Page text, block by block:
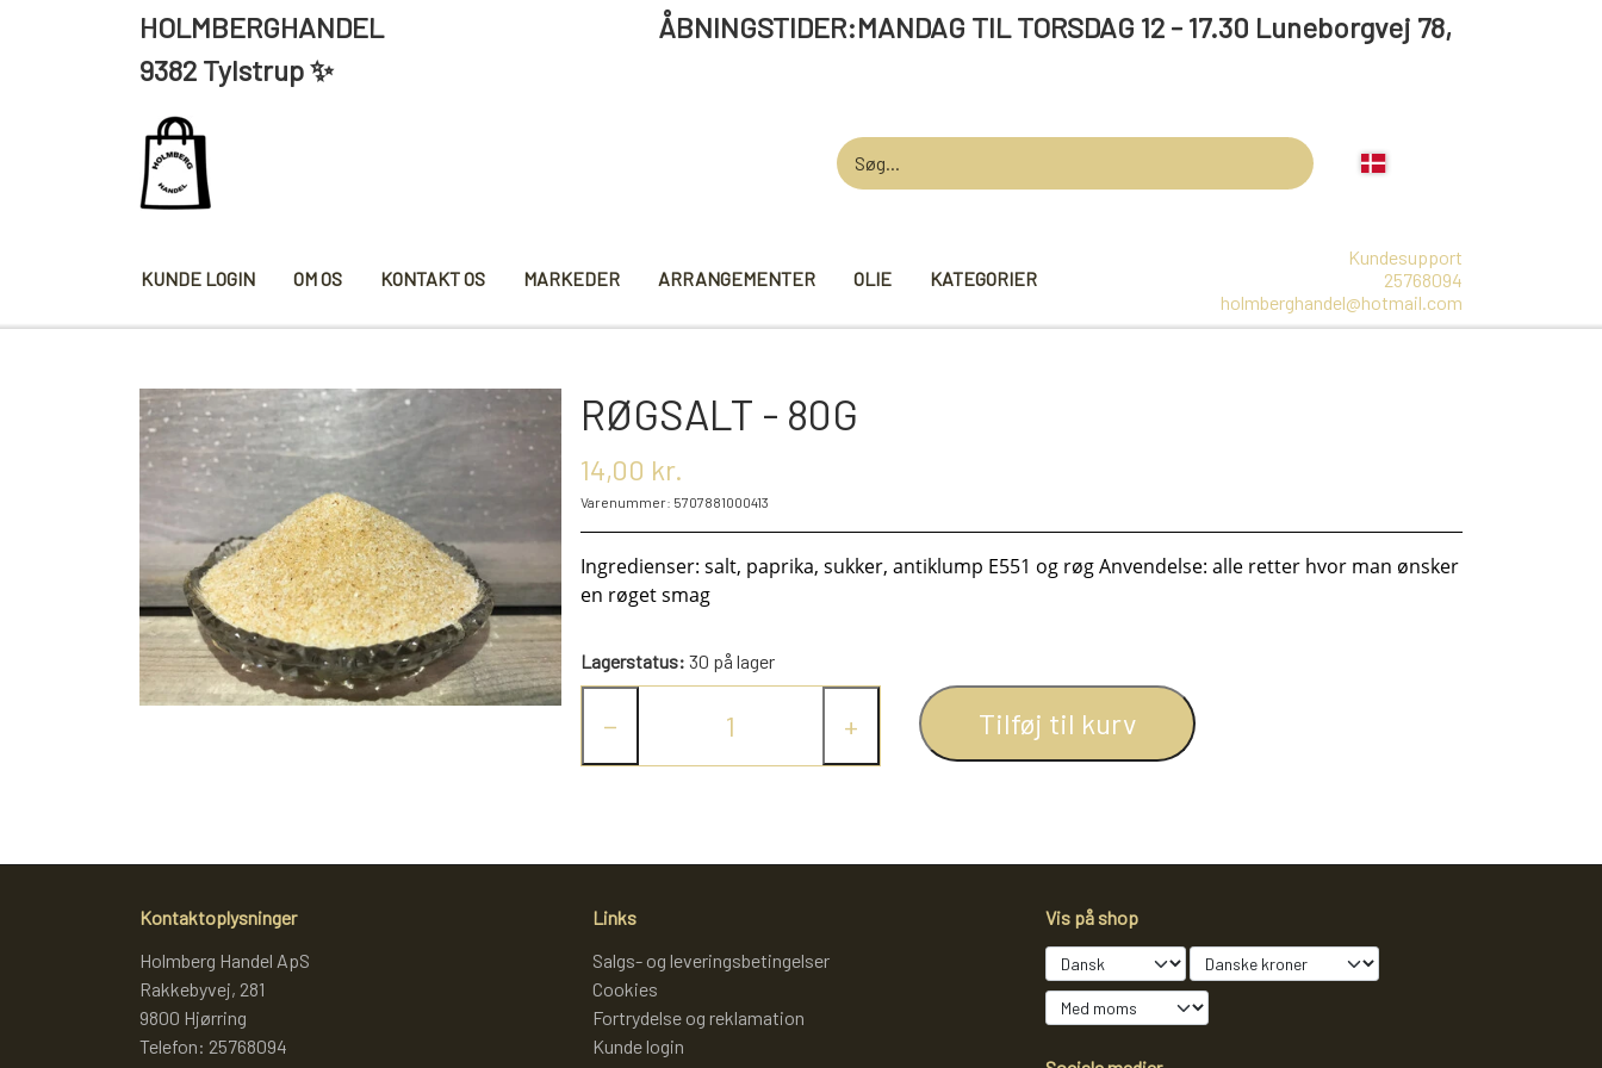
HOLMBERGHANDEL ÅBNINGSTIDER:MANDAG TIL TORSDAG 12 - 17.30 Luneborgvej 78,
9382 Tylstrup ✨
KUNDE LOGIN OM OS KONTAKT OS MARKEDER ARRANGEMENTER OLIE KATEGORIER
KRYDDERIER
SALT/PEBER
PAPRIKA/CHILI
KARRY KRYDDERIER
KRYDDERURTER
BAGEKRYDDERI/ KRYMMEL
MIXKRYDDERIER
DIVERSE
HYBENGAARDEN GARN
VIKINGEGARN
GB-GARN
MAYFLOWER
LAMMY GARN
LANA GROSSA
ISLANDSK GARN FRA ISTEX
SJOV OG LEG
FJERNSTYRET BIL
Kundesupport
25768094
holmberghandel@hotmail.com
RØGSALT - 80G
14,00 kr.
Varenummer: 5707881000413
Ingredienser: salt, paprika, sukker, antiklump E551 og røg Anvendelse: alle retter hvor man ønsker
en røget smag
Lagerstatus: 30 på lager
− + Tilføj til kurv
Kontaktoplysninger
Holmberg Handel ApS
Rakkebyvej, 281
9800 Hjørring
Telefon: 25768094
Links
Salgs- og leveringsbetingelser
Cookies
Fortrydelse og reklamation
Kunde login
Vis på shop